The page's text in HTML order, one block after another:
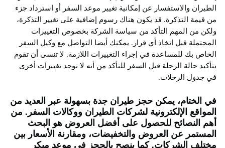
الطيران والاستفسار عن إمكانية تغيير موعد السفر أو استرداد جزء
من قيمة التذكرة. قد يكون هناك رسوم إضافية على تغيير التذكرة،
ولكن من المهم التأكد من سياسة الشركة بخصوص التغييرات
المحتملة قبل اتخاذ أي قرار. يمكنك أيضا التواصل مع وكيل السفر
الخاص بك للمساعدة في إجراء التغييرات اللازمة. لا تنسى أن تقوم
بتأكيد حالة الرحلة قبل السفر للتأكد من أنه لا توجد تغييرات أخرى
في جدول الرحلات.
في الختام، يمكن حجز طيران جدة بسهولة عبر العديد من
المواقع الإلكترونية لشركات الطيران ووكالات السفر. من
أهم النصائح للحصول على أفضل العروض هو البحث
المستمر عن العروض والتخفيضات، ومقارنة الأسعار بين
مختلف الشركات. كما ينصح بالحجز في موعد مبكر